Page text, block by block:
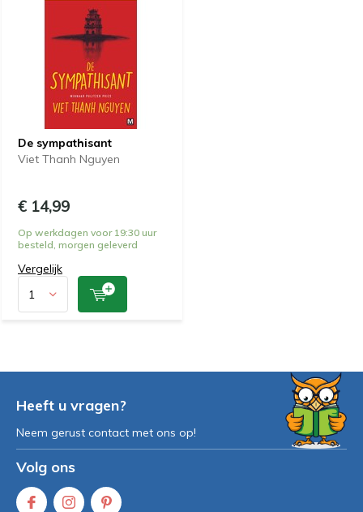
De sympathisant
Viet Thanh Nguyen
€ 14,99
Op werkdagen voor 19:30 uur
besteld, morgen geleverd
Vergelijk
Heeft u vragen?
Neem gerust contact met ons op!
Volg ons